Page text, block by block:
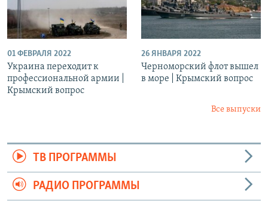
01 ФЕВРАЛЯ 2022
Украина переходит к
профессиональной армии |
Крымский вопрос
26 ЯНВАРЯ 2022
Черноморский флот вышел
в море | Крымский вопрос
Все выпуски
ТВ ПРОГРАММЫ
РАДИО ПРОГРАММЫ